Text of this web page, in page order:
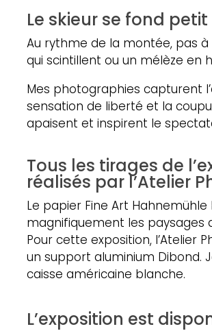
Le skieur se fond
Au rythme de la montée, pas
qui scintillent ou un mélèze en
Mes photographies capturent
sensation de liberté et la
apaisent et inspirent le
Tous les tirages de
réalisés parl’Atelier
Le papier Fine Art
magnifiquement les paysages
Pour cette exposition, l’Atelier
un support aluminium Dibond.
caisse américaine blanche.
L’exposition est